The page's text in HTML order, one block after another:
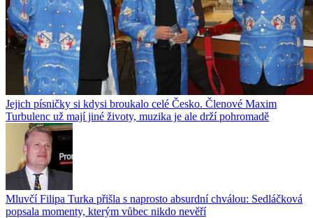
Jejich písničky si kdysi broukalo celé Česko. Členové Maxim
Turbulenc už mají jiné životy, muzika je ale drží pohromadě
Mluvčí Filipa Turka přišla s naprosto absurdní chválou: Sedláčková
popsala momenty, kterým vůbec nikdo nevěří